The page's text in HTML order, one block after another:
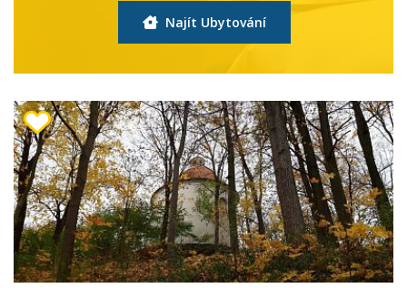
Najít Ubytování